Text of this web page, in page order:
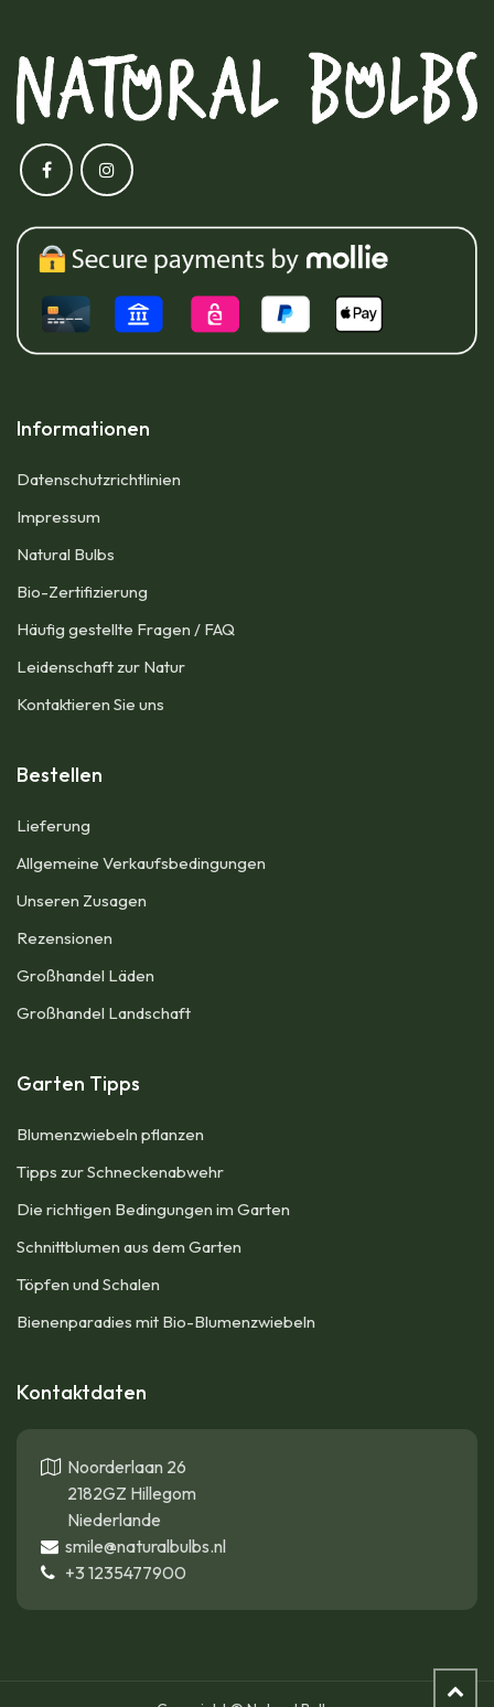
Informationen
Datenschutzrichtlinien
Impressum​
Natural Bulbs
Bio-Zertifizierung
Häufig gestellte Fragen / FAQ
Leidenschaft zur Natur
Kontaktieren Sie uns
Bestellen
Lieferung
Allgemeine Verkaufsbedingungen​
Unseren Zusagen
Rezensionen
Großhandel Läden
Großhandel Landschaft
Garten Tipps
Blumenzwiebeln pflanzen​
Tipps zur Schneckenabwehr
Die richtigen Bedingungen im Garten
Schnittblumen aus dem Garten
Töpfen und Schalen
Bienenparadies mit Bio-Blumenzwiebeln
Kontaktdaten
Noorderlaan 26
2182GZ Hillegom
Niederlande
smile@naturalbulbs.nl
+3 1235477900